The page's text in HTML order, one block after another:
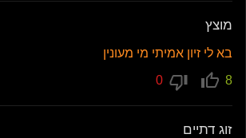
מוצץ
בא לי זיון אמיתי מי מעונין
8
זוג דתיים